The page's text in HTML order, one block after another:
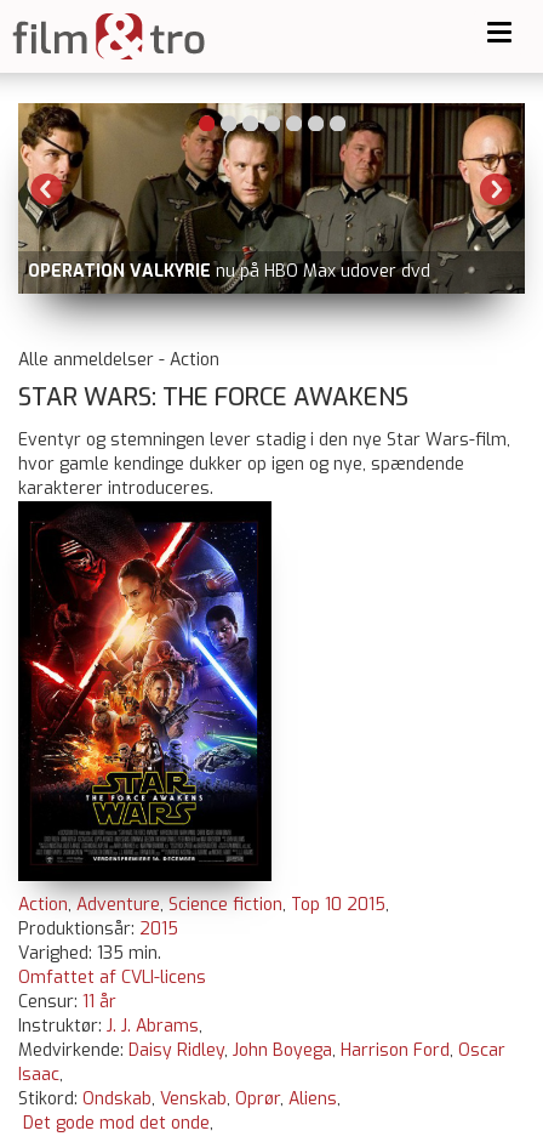
HBO Max udover dvd
GOLDA nu på Prime Video
ray
Alle anmeldelser - Action
STAR WARS: THE FORCE AWAKENS
Eventyr og stemningen lever stadig i den nye Star Wars-film,
hvor gamle kendinge dukker op igen og nye, spændende
karakterer introduceres.
Action,Adventure,Science fiction, Top 10 2015,
Produktionsår: 2015
Varighed: 135 min.
Omfattet af CVLI-licens
Censur: 11 år
Instruktør: J. J. Abrams,
Medvirkende: Daisy Ridley, John Boyega, Harrison Ford, Oscar
Isaac,
Stikord: Ondskab, Venskab, Oprør, Aliens,
Det gode mod det onde,